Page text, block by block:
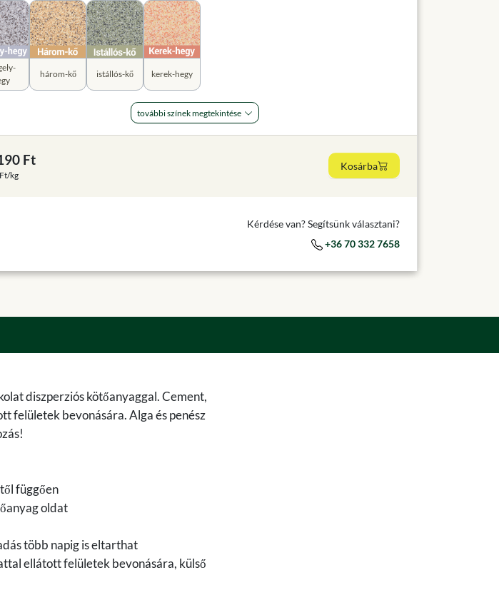
három-kő istállós-kő kerek-hegy
további színek megtekintése
Ft
kg
Kosárba
Kérdése van? Segítsünk választani?
+36 70 332 7658
diszperziós kötőanyaggal. Cement,
felületek bevonására. Alga és penész
függően
oldat
több napig is eltarthat
ellátott felületek bevonására, külső